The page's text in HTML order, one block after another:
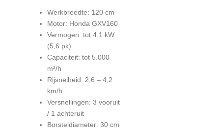
Werkbreedte: 120 cm
Motor: Honda GXV160
Vermogen: tot 4,1 kW
(5,6 pk)
Capaciteit: tot 5.000
m²/h
Rijsnelheid: 2,6 – 4,2
km/h
Versnellingen: 3 vooruit
/ 1 achteruit
Borsteldiameter: 30 cm